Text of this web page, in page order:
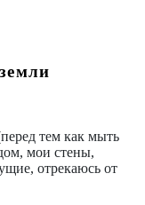
тем как мыть
мои стены,
отрекаюсь от